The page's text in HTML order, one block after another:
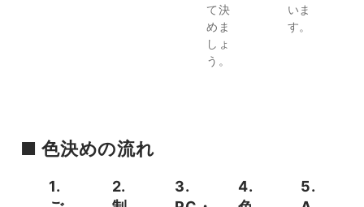
て決
めま
しょ
う。
いま
す。
■ 色決めの流れ
1.
2.
3.
4.
5.